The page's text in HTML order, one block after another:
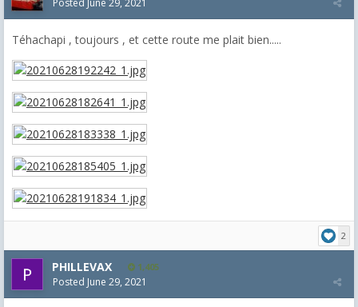
Posted June 29, 2021
Téhachapi , toujours , et cette route me plait bien.....
2
PHILLEVAX 1,405
Posted June 29, 2021